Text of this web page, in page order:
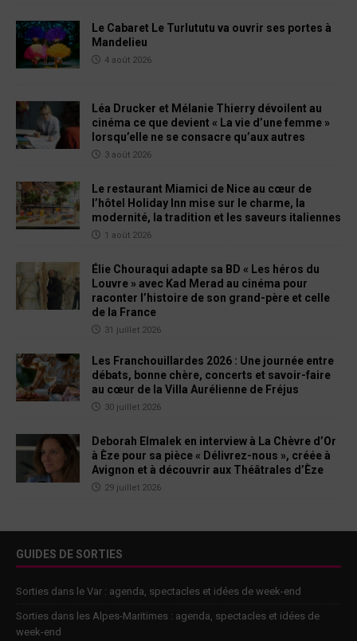
Le Cabaret Le Turlututu va ouvrir ses portes à
Mandelieu
4 août 2026
Léa Drucker et Mélanie Thierry dévoilent au
cinéma ce que devient « La vie d’une femme »
lorsqu’elle ne se consacre qu’aux autres
3 août 2026
Le restaurant Miamici de Nice au cœur de
l’hôtel Holiday Inn mise sur le charme, la
modernité, la tradition et les saveurs italiennes
1 août 2026
Élie Chouraqui adapte sa BD « Les héros du
Louvre » avec Kad Merad au cinéma pour
raconter l’histoire de son grand-père et celle
de la France
31 juillet 2026
Les Franchouillardes 2026 : Une journée entre
débats, bonne chère, concerts et savoir-faire
au cœur de la Villa Aurélienne de Fréjus
30 juillet 2026
Deborah Elmalek en interview à La Chèvre d’Or
à Èze pour sa pièce « Délivrez-nous », créée à
Avignon et à découvrir aux Théâtrales d’Èze
29 juillet 2026
GUIDES DE SORTIES
Sorties dans le Var : agenda, spectacles et idées de week-end
Sorties dans les Alpes-Maritimes : agenda, spectacles et idées de
week-end